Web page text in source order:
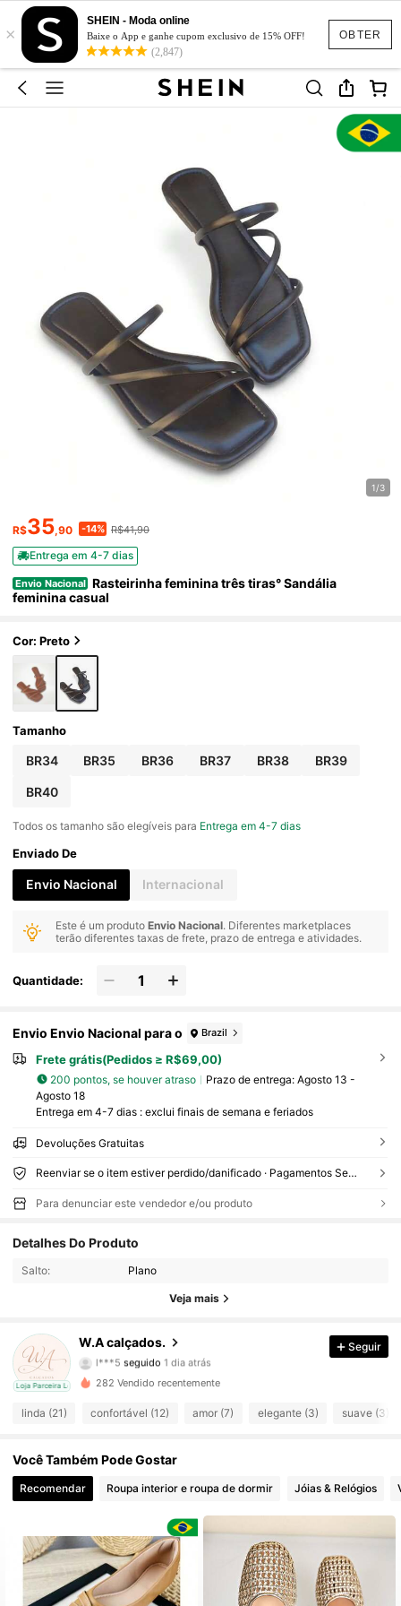
OBTER
×
SHEIN - Moda online
Baixe o App e ganhe cupom exclusivo de 15% OFF!
(2,847)
1/3
R$35,90 -14% R$41,90
Entrega em 4-7 dias
Envio Nacional Rasteirinha feminina três tiras° Sandália
feminina casual
Cor: Preto
Tamanho
BR34 BR35 BR36 BR37 BR38 BR39
BR40
Todos os tamanho são elegíveis para Entrega em 4-7 dias
Enviado De
Envio Nacional Internacional
Este é um produtoEnvio Nacional. Diferentes marketplaces
terão diferentes taxas de frete, prazo de entrega e atividades.
Quantidade:
Envio Envio Nacional para o Brazil
Frete grátis(Pedidos ≥ R$69,00)
200 pontos, se houver atraso Prazo de entrega: Agosto 13 -
Agosto 18
Entrega em 4-7 dias : exclui finais de semana e feriados
Devoluções Gratuitas
Reenviar se o item estiver perdido/danificado · Pagamentos Seguros · Proteção de privacidade
Para denunciar este vendedor e/ou produto
Detalhes Do Produto
Salto: Plano
Veja mais
Loja Parceira Local
W.A calçados.
4,90 29 Seguidores
29 Seguidores
4,90
l***5 seguido 1 dia atrás
4,90
4,90 29 Seguidores
4,90 29 Seguidores
4,90 29 Seguidores
4,90 29 Seguidores
Seguir
282 Vendido recentemente
linda (21) confortável (12) amor (7) elegante (3) suave (3)
Você Também Pode Gostar
Recomendar Roupa interior e roupa de dormir Jóias & Relógios